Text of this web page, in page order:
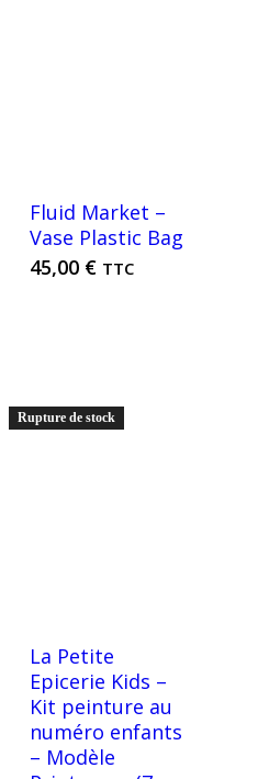
Fluid Market –
Vase Plastic Bag
45,00 € TTC
Rupture de stock
La Petite
Epicerie Kids –
Kit peinture au
numéro enfants
– Modèle